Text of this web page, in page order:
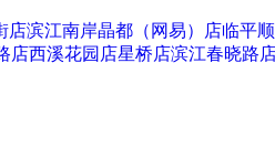
店滨江南岸晶都（网易）店临平
店西溪花园店星桥店滨江春晓路